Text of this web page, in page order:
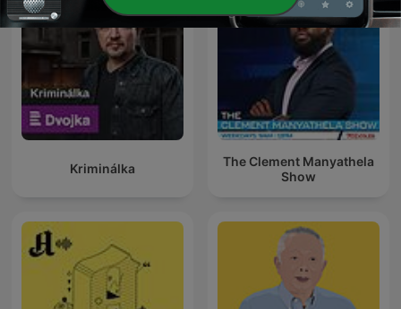
Kriminálka
The Clement Manyathela
Show